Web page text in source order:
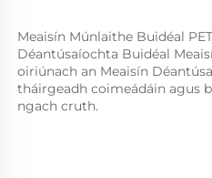
Meaisín Múnlaithe Buidéal
Déantúsaíochta Buidéal
oiriúnach an Meaisín
tháirgeadh coimeádáin agus
ngach cruth.